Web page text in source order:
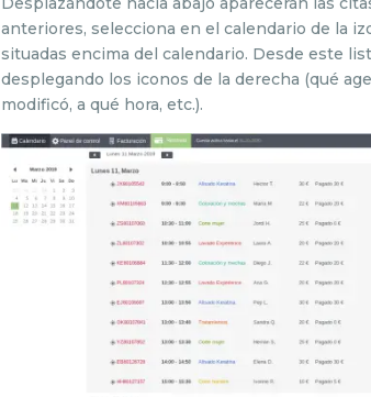
anteriores, selecciona en el calendario de la
situadas encima del calendario. Desde este
desplegando los iconos de la derecha (qué
modificó, a qué hora, etc.).